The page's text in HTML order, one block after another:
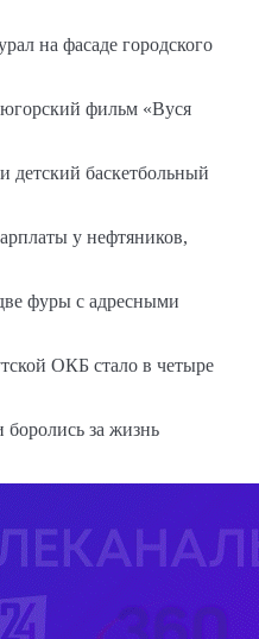
на фасаде городского
фильм «Вуся
детский баскетбольный
у нефтяников,
фуры с адресными
ОКБ стало в четыре
боролись за жизнь